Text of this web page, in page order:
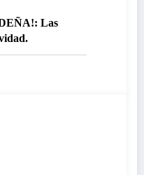
Las